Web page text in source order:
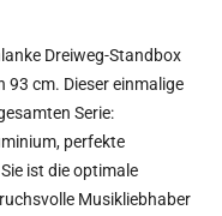
Dreiweg-Standbox
93 cm. Dieser einmalige
Serie:
perfekte
ist die optimale
Musikliebhaber